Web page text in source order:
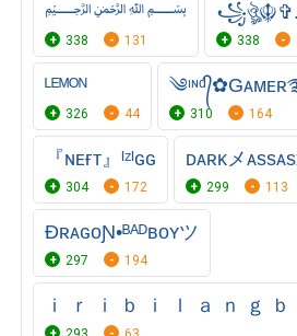
﷽
338 131 338
ᴸᴱᴹᴼᴺ
326 44 310 164
『ɴᴇғᴛ』ᴵᶻᴵɢɢ
304 172
ᴅᴀʀᴋメ
299 113
ĐʀᴀɢᴏƝ•ᴮᴬᴰʙᴏʏツ
297 194
ｉ ｒ ｉ ｂ ｉ ｌ ａ ｎ ｇ